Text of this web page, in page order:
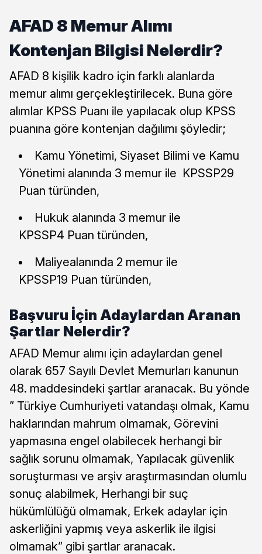
AFAD 8 Memur Alımı
Kontenjan Bilgisi Nelerdir?
AFAD 8 kişilik kadro için farklı alanlarda
memur alımı gerçekleştirilecek. Buna göre
alımlar KPSS Puanı ile yapılacak olup KPSS
puanına göre kontenjan dağılımı şöyledir;
Kamu Yönetimi, Siyaset Bilimi ve Kamu
Yönetimi alanında 3 memur ile KPSSP29
Puan türünden,
Hukuk alanında 3 memur ile
KPSSP4 Puan türünden,
Maliyealanında 2 memur ile
KPSSP19 Puan türünden,
Başvuru İçin Adaylardan Aranan
Şartlar Nelerdir?
AFAD Memur alımı için adaylardan genel
olarak 657 Sayılı Devlet Memurları kanunun
48. maddesindeki şartlar aranacak. Bu yönde
” Türkiye Cumhuriyeti vatandaşı olmak, Kamu
haklarından mahrum olmamak, Görevini
yapmasına engel olabilecek herhangi bir
sağlık sorunu olmamak, Yapılacak güvenlik
soruşturması ve arşiv araştırmasından olumlu
sonuç alabilmek, Herhangi bir suç
hükümlülüğü olmamak, Erkek adaylar için
askerliğini yapmış veya askerlik ile ilgisi
olmamak” gibi şartlar aranacak.